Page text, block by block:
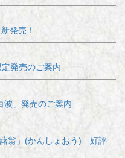
発売！
発売のご案内
波」発売のご案内
翁」(かんしょおう) 好評